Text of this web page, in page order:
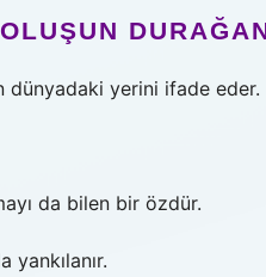
dünyadaki yerini ifade eder.
da bilen bir özdür.
yankılanır.